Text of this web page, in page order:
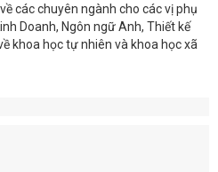
các chuyên ngành cho các vị phụ
Doanh, Ngôn ngữ Anh, Thiết kế
khoa học tự nhiên và khoa học xã